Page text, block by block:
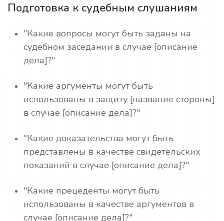
Подготовка к судебным слушаниям
"Какие вопросы могут быть заданы на
судебном заседании в случае [описание
дела]?"
"Какие аргументы могут быть
использованы в защиту [название стороны]
в случае [описание дела]?"
"Какие доказательства могут быть
представлены в качестве свидетельских
показаний в случае [описание дела]?"
"Какие прецеденты могут быть
использованы в качестве аргументов в
случае [описание дела]?"